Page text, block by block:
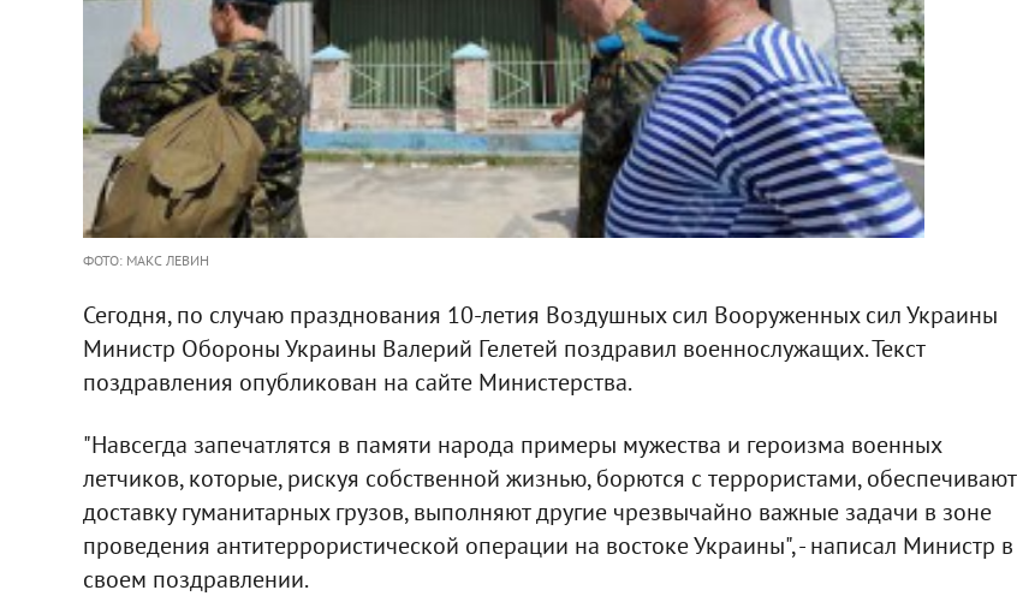
ФОТО: МАКС ЛЕВИН
Сегодня, по случаю празднования 10-летия Воздушных сил Вооруженных сил Украины
Министр Обороны Украины Валерий Гелетей поздравил военнослужащих. Текст
поздравления опубликован на сайте Министерства.
"Навсегда запечатлятся в памяти народа примеры мужества и героизма военных
летчиков, которые, рискуя собственной жизнью, борются с террористами, обеспечивают
доставку гуманитарных грузов, выполняют другие чрезвычайно важные задачи в зоне
проведения антитеррористической операции на востоке Украины", - написал Министр в
своем поздравлении.